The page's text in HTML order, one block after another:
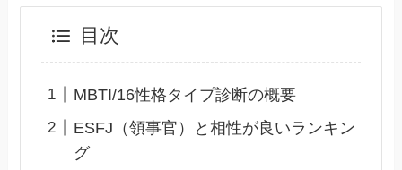
目次
MBTI/16性格タイプ診断の概要
ESFJ（領事官）と相性が良いランキン
グ